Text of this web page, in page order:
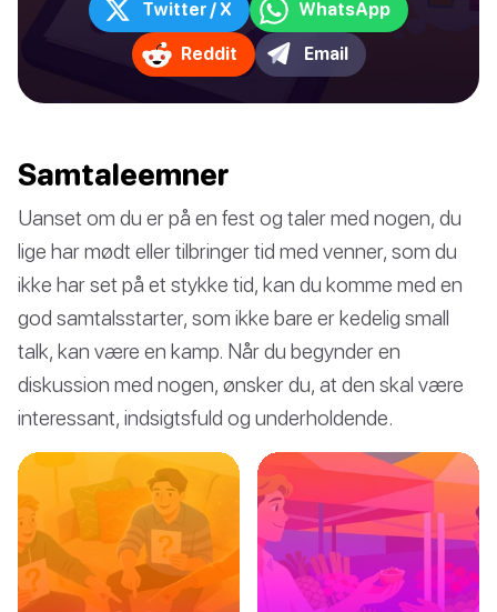
Twitter / X WhatsApp
Reddit Email
Samtaleemner
Uanset om du er på en fest og taler med nogen, du
lige har mødt eller tilbringer tid med venner, som du
ikke har set på et stykke tid, kan du komme med en
god samtalsstarter, som ikke bare er kedelig small
talk, kan være en kamp. Når du begynder en
diskussion med nogen, ønsker du, at den skal være
interessant, indsigtsfuld og underholdende.